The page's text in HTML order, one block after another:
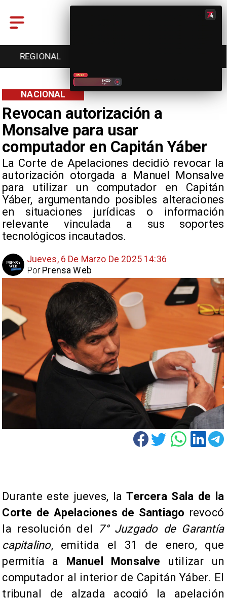
ENTRETENCIÓN
Revocan autorización a
Monsalve para usar
computador en Capitán Yáber
La Corte de Apelaciones decidió revocar la
autorización otorgada a Manuel Monsalve
para utilizar un computador en Capitán
Yáber, argumentando posibles alteraciones
en situaciones jurídicas o información
relevante vinculada a sus soportes
tecnológicos incautados.
NACIONAL
Jueves, 6 De Marzo De 2025 14:36
Prensa Web
Por
Durante este jueves, laTercera Sala de la
Corte de Apelaciones de Santiago revocó
la resolución del
7° Juzgado de Garantía
capitalino, emitida el 31 de enero, que
permitía a Manuel Monsalve utilizar un
computador al interior de Capitán Yáber. El
tribunal de alzada acogió la apelación